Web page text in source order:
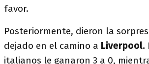
favor.
Posteriormente, dieron la
dejado en el camino a Liverpool.
italianos le ganaron 3 a 0,